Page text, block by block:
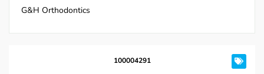
G&H Orthodontics
100004291